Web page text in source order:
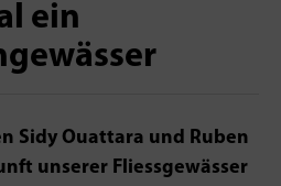
ein
Sidy Ouattara und Ruben
unserer Fliessgewässer